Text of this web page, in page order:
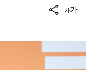
가가